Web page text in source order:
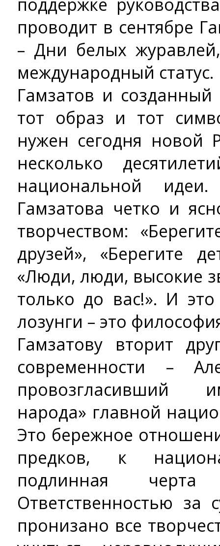
проводит в сентябре
– Дни белых
международный статус.
Гамзатов и
тот образ и тот
нужен сегодня новой
несколько
национальной
Гамзатова четко и
творчеством:
друзей», «Берегите
«Люди, люди, высокие
только до вас!». И
лозунги – это
Гамзатову вторит
современности –
провозгласивший
народа» главной
Это бережное
предков, к
подлинная черта
Ответственностью
пронизано все